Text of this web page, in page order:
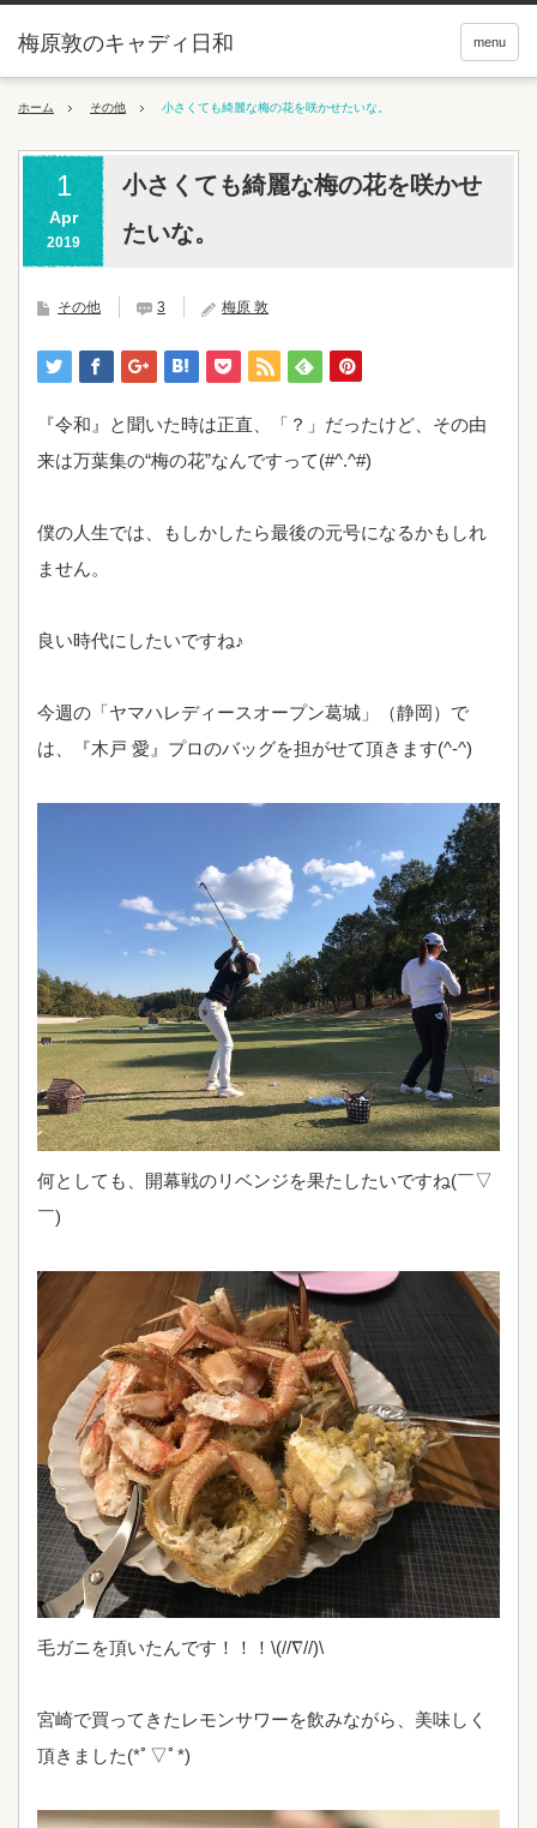
menu
梅原敦のキャディ日和
ホーム その他 小さくても綺麗な梅の花を咲かせたいな。
1
Apr
2019
小さくても綺麗な梅の花を咲かせ
たいな。
その他 3 梅原 敦
『令和』と聞いた時は正直、「？」だったけど、その由
来は万葉集の“梅の花”なんですって(#^.^#)
僕の人生では、もしかしたら最後の元号になるかもしれ
ません。
良い時代にしたいですね♪
今週の「ヤマハレディースオープン葛城」（静岡）で
は、『木戸 愛』プロのバッグを担がせて頂きます(^-^)
何としても、開幕戦のリベンジを果たしたいですね(￣▽
￣)
毛ガニを頂いたんです！！！\(//∇//)\
宮崎で買ってきたレモンサワーを飲みながら、美味しく
頂きました(*ﾟ▽ﾟ*)